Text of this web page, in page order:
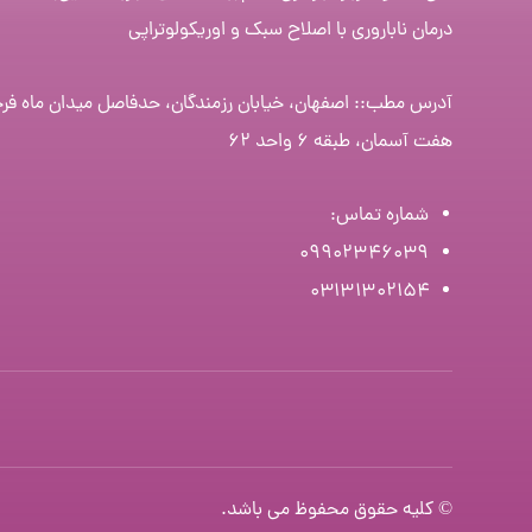
درمان ناباروری با اصلاح سبک و اوریکولوتراپی
آدرس مطب:: اصفهان، خیابان رزمندگان، حدفاصل میدان ماه
هفت آسمان، طبقه ۶ واحد ۶۲
شماره تماس:
۰۹۹۰۲۳۴۶۰۳۹
۰۳۱۳۱۳۰۲۱۵۴
© کلیه حقوق محفوظ می باشد.